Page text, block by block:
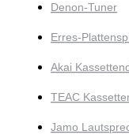
Denon-Tuner
Erres-
Akai
TEAC
Jamo